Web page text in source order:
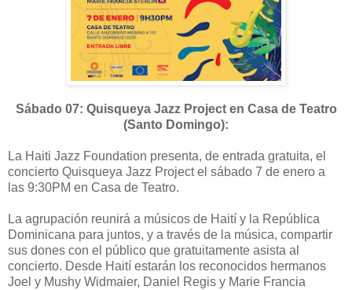
Sábado 07: Quisqueya Jazz Project en Casa de Teatro
(Santo Domingo):
La Haiti Jazz Foundation presenta, de entrada gratuita, el
concierto Quisqueya Jazz Project el sábado 7 de enero a
las 9:30PM en Casa de Teatro.
La agrupación reunirá a músicos de Haití y la República
Dominicana para juntos, y a través de la música, compartir
sus dones con el público que gratuitamente asista al
concierto. Desde Haití estarán los reconocidos hermanos
Joel y Mushy Widmaier, Daniel Regis y Marie Francia